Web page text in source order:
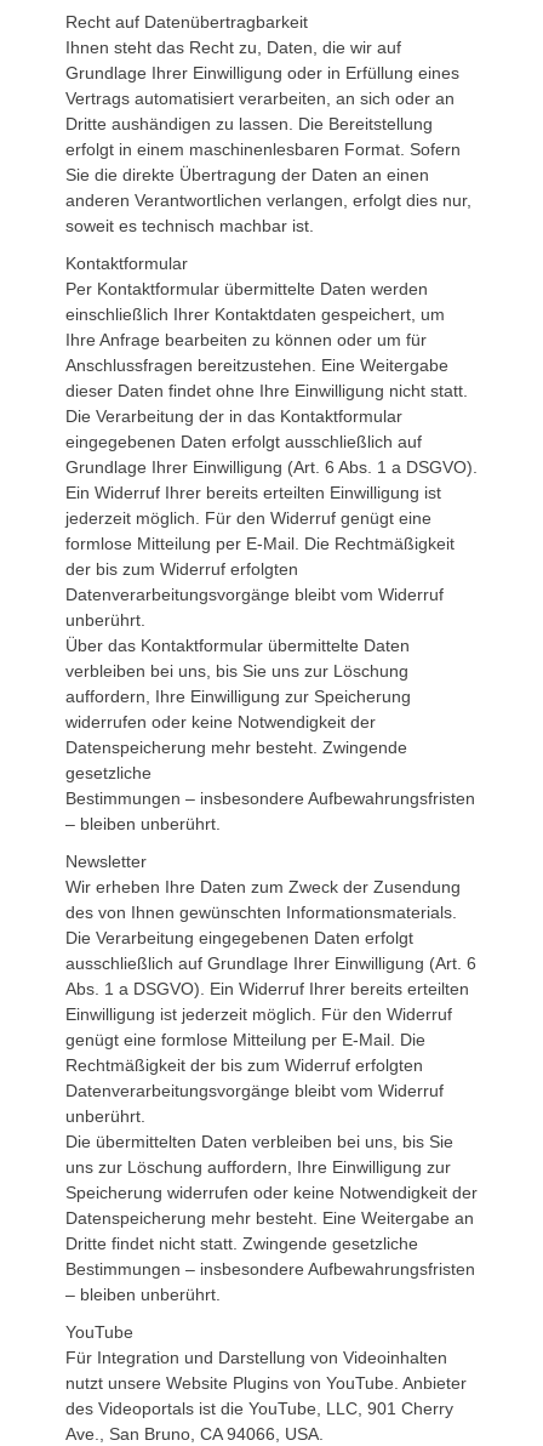
Recht auf Datenübertragbarkeit
Ihnen steht das Recht zu, Daten, die wir auf
Grundlage Ihrer Einwilligung oder in Erfüllung eines
Vertrags automatisiert verarbeiten, an sich oder an
Dritte aushändigen zu lassen. Die Bereitstellung
erfolgt in einem maschinenlesbaren Format. Sofern
Sie die direkte Übertragung der Daten an einen
anderen Verantwortlichen verlangen, erfolgt dies nur,
soweit es technisch machbar ist.
Kontaktformular
Per Kontaktformular übermittelte Daten werden
einschließlich Ihrer Kontaktdaten gespeichert, um
Ihre Anfrage bearbeiten zu können oder um für
Anschlussfragen bereitzustehen. Eine Weitergabe
dieser Daten findet ohne Ihre Einwilligung nicht statt.
Die Verarbeitung der in das Kontaktformular
eingegebenen Daten erfolgt ausschließlich auf
Grundlage Ihrer Einwilligung (Art. 6 Abs. 1 a DSGVO).
Ein Widerruf Ihrer bereits erteilten Einwilligung ist
jederzeit möglich. Für den Widerruf genügt eine
formlose Mitteilung per E-Mail. Die Rechtmäßigkeit
der bis zum Widerruf erfolgten
Datenverarbeitungsvorgänge bleibt vom Widerruf
unberührt.
Über das Kontaktformular übermittelte Daten
verbleiben bei uns, bis Sie uns zur Löschung
auffordern, Ihre Einwilligung zur Speicherung
widerrufen oder keine Notwendigkeit der
Datenspeicherung mehr besteht. Zwingende
gesetzliche
Bestimmungen – insbesondere Aufbewahrungsfristen
– bleiben unberührt.
Newsletter
Wir erheben Ihre Daten zum Zweck der Zusendung
des von Ihnen gewünschten Informationsmaterials.
Die Verarbeitung eingegebenen Daten erfolgt
ausschließlich auf Grundlage Ihrer Einwilligung (Art. 6
Abs. 1 a DSGVO). Ein Widerruf Ihrer bereits erteilten
Einwilligung ist jederzeit möglich. Für den Widerruf
genügt eine formlose Mitteilung per E-Mail. Die
Rechtmäßigkeit der bis zum Widerruf erfolgten
Datenverarbeitungsvorgänge bleibt vom Widerruf
unberührt.
Die übermittelten Daten verbleiben bei uns, bis Sie
uns zur Löschung auffordern, Ihre Einwilligung zur
Speicherung widerrufen oder keine Notwendigkeit der
Datenspeicherung mehr besteht. Eine Weitergabe an
Dritte findet nicht statt. Zwingende gesetzliche
Bestimmungen – insbesondere Aufbewahrungsfristen
– bleiben unberührt.
YouTube
Für Integration und Darstellung von Videoinhalten
nutzt unsere Website Plugins von YouTube. Anbieter
des Videoportals ist die YouTube, LLC, 901 Cherry
Ave., San Bruno, CA 94066, USA.